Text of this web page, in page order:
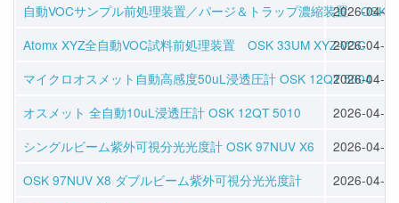
自動VOCサンプル前処理装置／パージ＆トラップ濃縮装置 OSK
2026-04-16
Atomx XYZ全自動VOC試料前処理装置 OSK 33UM XYZ-VOC
2026-04-16
マイクロオスメット自動高感度50uL浸透圧計 OSK 12QT 5004
2026-04-17
オスメット 全自動10uL浸透圧計 OSK 12QT 5010
2026-04-17
シングルビーム紫外可視分光光度計 OSK 97NUV X6
2026-04-20
OSK 97NUV X8 ダブルビーム紫外可視分光光度計
2026-04-20